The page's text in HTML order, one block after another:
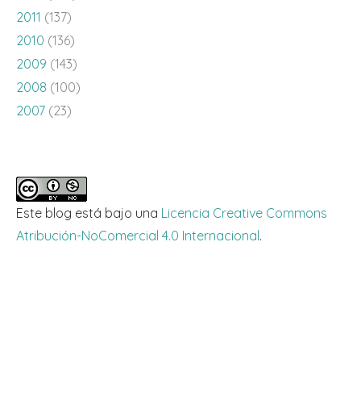
2011 (137)
2010 (136)
2009 (143)
2008 (100)
2007 (23)
Este blog está bajo una Licencia Creative Commons
Atribución-NoComercial 4.0 Internacional.